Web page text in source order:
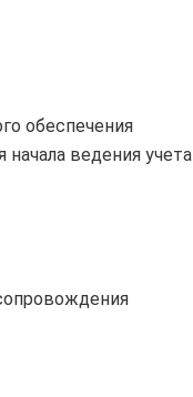
обеспечения
ведения учета